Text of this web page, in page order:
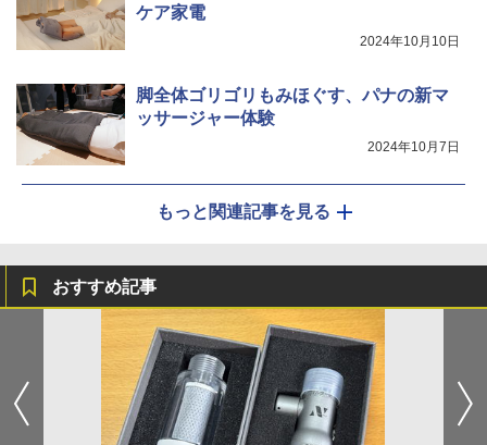
ケア家電
2024年10月10日
脚全体ゴリゴリもみほぐす、パナの新マ
ッサージャー体験
2024年10月7日
もっと関連記事を見る
おすすめ記事